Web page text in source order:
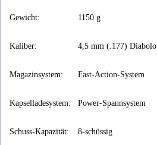
Gewicht: 1150 g
Kaliber: 4,5 mm (.177) Diabolo
Magazinsystem: Fast-Action-System
Kapselladesystem: Power-Spannsystem
Schuss-Kapazität: 8-schüssig